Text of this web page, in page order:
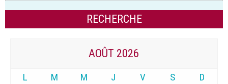
AOÛT 2026
L M M J V S
D